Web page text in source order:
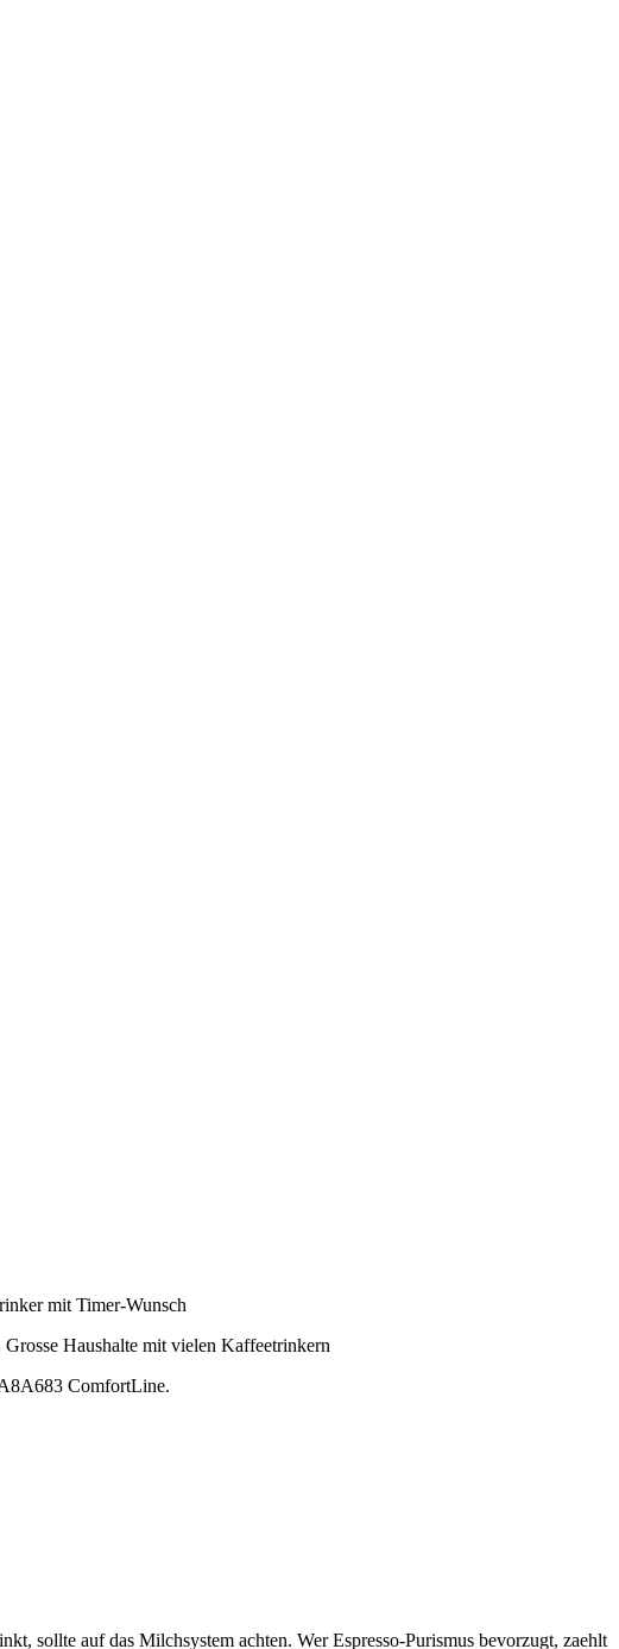
mit Timer-Wunsch
Grosse Haushalte mit vielen Kaffeetrinkern
ComfortLine.
sollte auf das Milchsystem achten. Wer Espresso-Purismus bevorzugt, zaehlt